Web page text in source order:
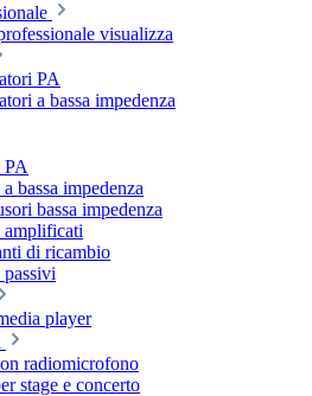
visualizza
PA
a bassa impedenza
bassa impedenza
bassa impedenza
di ricambio
player
radiomicrofono
stage e concerto